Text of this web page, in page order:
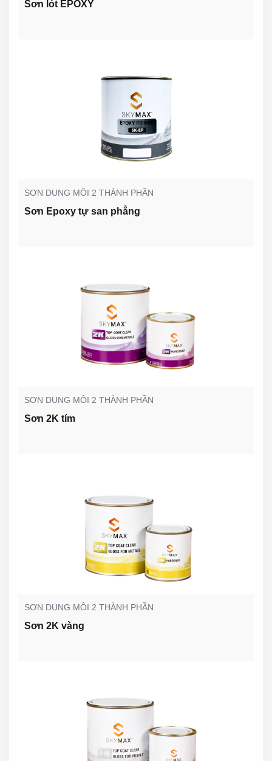
Sơn lót EPOXY
SƠN DUNG MÔI 2 THÀNH PHẦN
Sơn Epoxy tự san phẳng
SƠN DUNG MÔI 2 THÀNH PHẦN
Sơn 2K tím
SƠN DUNG MÔI 2 THÀNH PHẦN
Sơn 2K vàng